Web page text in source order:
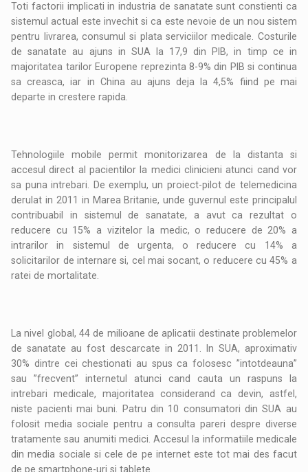
Toti factorii implicati in industria de sanatate sunt constienti ca
sistemul actual este invechit si ca este nevoie de un nou sistem
pentru livrarea, consumul si plata serviciilor medicale. Costurile
de sanatate au ajuns in SUA la 17,9 din PIB, in timp ce in
majoritatea tarilor Europene reprezinta 8-9% din PIB si continua
sa creasca, iar in China au ajuns deja la 4,5% fiind pe mai
departe in crestere rapida.
Tehnologiile mobile permit monitorizarea de la distanta si
accesul direct al pacientilor la medici clinicieni atunci cand vor
sa puna intrebari. De exemplu, un proiect-pilot de telemedicina
derulat in 2011 in Marea Britanie, unde guvernul este principalul
contribuabil in sistemul de sanatate, a avut ca rezultat o
reducere cu 15% a vizitelor la medic, o reducere de 20% a
intrarilor in sistemul de urgenta, o reducere cu 14% a
solicitarilor de internare si, cel mai socant, o reducere cu 45% a
ratei de mortalitate.
La nivel global, 44 de milioane de aplicatii destinate problemelor
de sanatate au fost descarcate in 2011. In SUA, aproximativ
30% dintre cei chestionati au spus ca folosesc ”intotdeauna”
sau ”frecvent” internetul atunci cand cauta un raspuns la
intrebari medicale, majoritatea considerand ca devin, astfel,
niste pacienti mai buni. Patru din 10 consumatori din SUA au
folosit media sociale pentru a consulta pareri despre diverse
tratamente sau anumiti medici. Accesul la informatiile medicale
din media sociale si cele de pe internet este tot mai des facut
de pe smartphone-uri si tablete.